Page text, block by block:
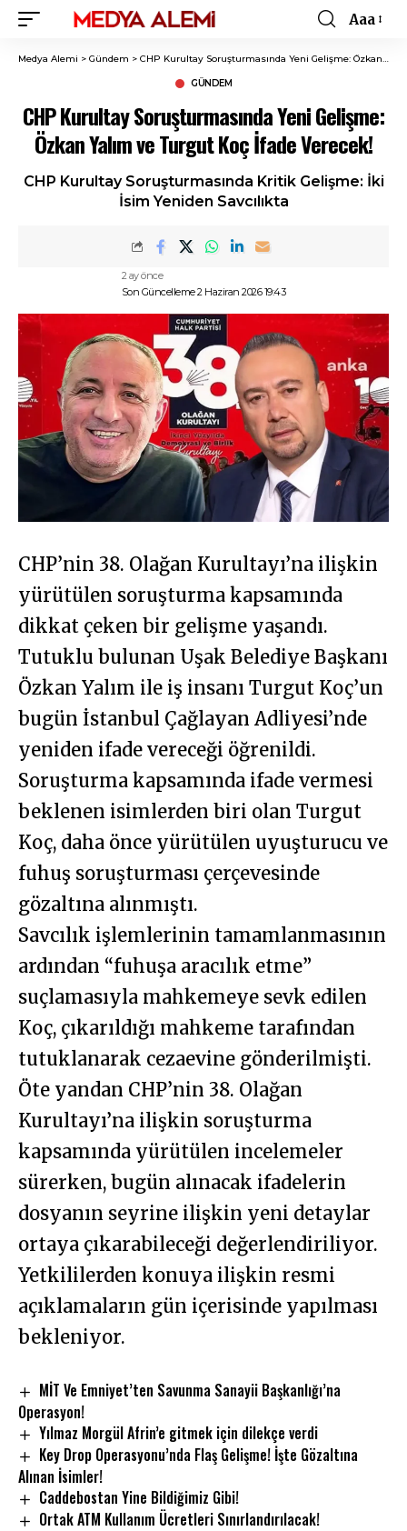
Font
Resizer
Aaa
Medya Alemi > Gündem > CHP Kurultay Soruşturmasında Yeni Gelişme: Özkan Yalım ve Turgut Koç İfade Verecek!
GÜNDEM
CHP Kurultay Soruşturmasında Yeni Gelişme:
Özkan Yalım ve Turgut Koç İfade Verecek!
CHP Kurultay Soruşturmasında Kritik Gelişme: İki
İsim Yeniden Savcılıkta
Son Güncelleme 2 Haziran 2026 19:43
2 ay önce
CHP’nin 38. Olağan Kurultayı’na ilişkin
yürütülen soruşturma kapsamında
dikkat çeken bir gelişme yaşandı.
Tutuklu bulunan Uşak Belediye Başkanı
Özkan Yalım ile iş insanı Turgut Koç’un
bugün İstanbul Çağlayan Adliyesi’nde
yeniden ifade vereceği öğrenildi.
Soruşturma kapsamında ifade vermesi
beklenen isimlerden biri olan Turgut
Koç, daha önce yürütülen uyuşturucu ve
fuhuş soruşturması çerçevesinde
gözaltına alınmıştı.
Savcılık işlemlerinin tamamlanmasının
ardından “fuhuşa aracılık etme”
suçlamasıyla mahkemeye sevk edilen
Koç, çıkarıldığı mahkeme tarafından
tutuklanarak cezaevine gönderilmişti.
Öte yandan CHP’nin 38. Olağan
Kurultayı’na ilişkin soruşturma
kapsamında yürütülen incelemeler
sürerken, bugün alınacak ifadelerin
dosyanın seyrine ilişkin yeni detaylar
ortaya çıkarabileceği değerlendiriliyor.
Yetkililerden konuya ilişkin resmi
açıklamaların gün içerisinde yapılması
bekleniyor.
MİT Ve Emniyet’ten Savunma Sanayii Başkanlığı’na
Operasyon!
Yılmaz Morgül Afrin’e gitmek için dilekçe verdi
Key Drop Operasyonu’nda Flaş Gelişme! İşte Gözaltına
Alınan İsimler!
Caddebostan Yine Bildiğimiz Gibi!
Ortak ATM Kullanım Ücretleri Sınırlandırılacak!